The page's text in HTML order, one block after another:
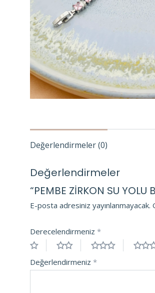
Değerlendirmeler (0)
Değerlendirmeler
“PEMBE ZİRKON SU
E-posta adresiniz yayınlanmayacak.
Derecelendirmeniz *
Değerlendirmeniz *